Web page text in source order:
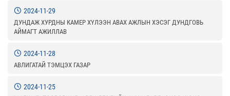
2024-11-29
ДУНДАЖ ХУРДНЫ КАМЕР ХҮЛЭЭН АВАХ АЖЛЫН ХЭСЭГ ДУНДГОВЬ
АЙМАГТ АЖИЛЛАВ
2024-11-28
АВЛИГАТАЙ ТЭМЦЭХ ГАЗАР
2024-11-25